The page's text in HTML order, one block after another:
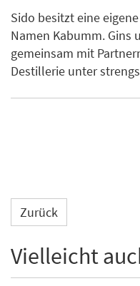
Sido besitzt eine
Namen Kabumm. Gins
gemeinsam mit
Destillerie unter
Zurück
Vielleicht